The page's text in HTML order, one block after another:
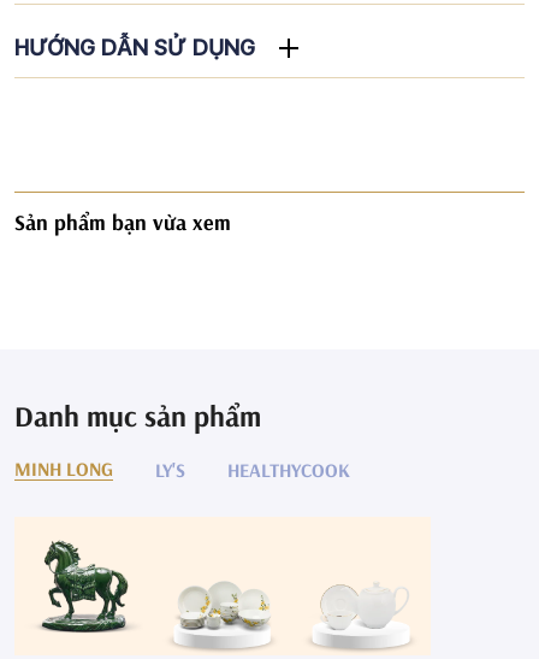
HƯỚNG DẪN SỬ DỤNG
Sản phẩm bạn vừa xem
Danh mục sản phẩm
MINH LONG LY'S HEALTHYCOOK